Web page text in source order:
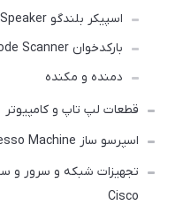
اسپیکر بلندگو Speaker
بارکدخوان Barcode Scanner
دمنده و مکنده
قطعات لپ تاپ و کامپیوتر
اسپرسو ساز Espresso Machine
Cisco